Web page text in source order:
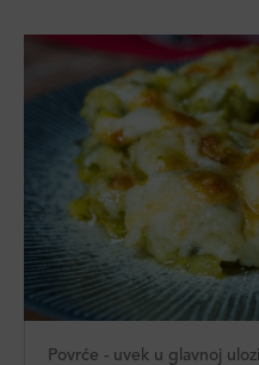
Povrće - uvek u glavnoj ulozi